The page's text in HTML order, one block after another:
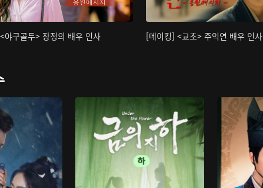
야구골두> 장정의 배우 인사 [메이킹] <교초> 주익연 배우 인사